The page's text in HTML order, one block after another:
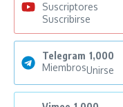
Suscriptores
Suscribirse
Telegram 1,000
MiembrosUnirse